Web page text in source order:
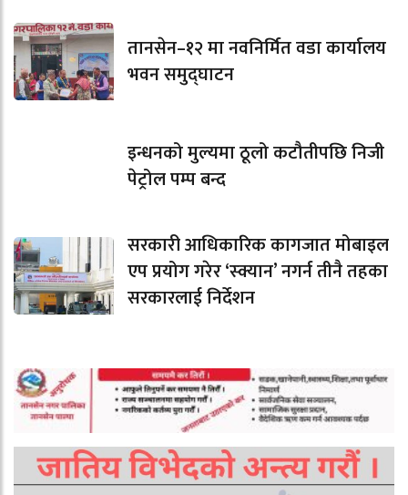
तानसेन–१२ मा नवनिर्मित वडा कार्यालय
भवन समुद्घाटन
इन्धनको मुल्यमा ठूलो कटौतीपछि निजी
पेट्रोल पम्प बन्द
सरकारी आधिकारिक कागजात मोबाइल
एप प्रयोग गरेर ‘स्क्यान’ नगर्न तीनै तहका
सरकारलाई निर्देशन